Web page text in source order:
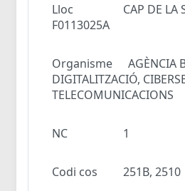
Lloc
CAP DE LA
F0113025A
Organisme
AGÈNCIA
DIGITALITZACIÓ,
TELECOMUNICACIONS
NC 1
Codi cos 251B, 2510